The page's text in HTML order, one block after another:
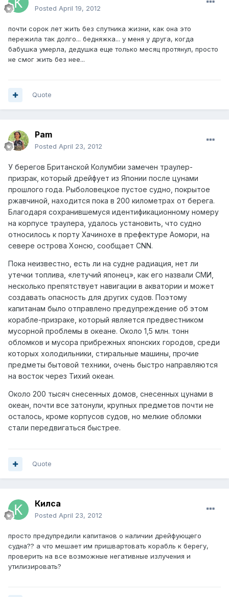
Posted April 19, 2012
почти сорок лет жить без спутника жизни, как она это
пережила так долго... бедняжка... у меня у друга, когда
бабушка умерла, дедушка еще только месяц протянул, просто
не смог жить без нее...
Quote
Pam
Posted April 23, 2012
У берегов Британской Колумбии замечен траулер-
призрак, который дрейфует из Японии после цунами
прошлого года. Рыболовецкое пустое судно, покрытое
ржавчиной, находится пока в 200 километрах от берега.
Благодаря сохранившемуся идентификационному номеру
на корпусе траулера, удалось установить, что судно
относилось к порту Хачинохе в префектуре Аомори, на
севере острова Хонсю, сообщает CNN.
Пока неизвестно, есть ли на судне радиация, нет ли
утечки топлива, «летучий японец», как его назвали СМИ,
несколько препятствует навигации в акватории и может
создавать опасность для других судов. Поэтому
капитанам было отправлено предупреждение об этом
корабле-призраке, который является предвестником
мусорной проблемы в океане. Около 1,5 млн. тонн
обломков и мусора прибрежных японских городов, среди
которых холодильники, стиральные машины, прочие
предметы бытовой техники, очень быстро направляются
на восток через Тихий океан.
Около 200 тысяч снесенных домов, снесенных цунами в
океан, почти все затонули, крупных предметов почти не
осталось, кроме корпусов судов, но мелкие обломки
стали передвигаться быстрее.
Quote
Килса
Posted April 23, 2012
просто предупредили капитанов о наличии дрейфующего
судна?? а что мешает им пришвартовать корабль к берегу,
проверить на все возможные негативные излучения и
утилизировать?